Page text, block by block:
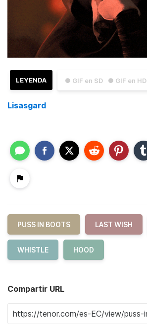
● GIF en SD ● GIF en HD
LEYENDA
Lisasgard
PUSS IN BOOTS LAST WISH
WHISTLE HOOD
Compartir URL